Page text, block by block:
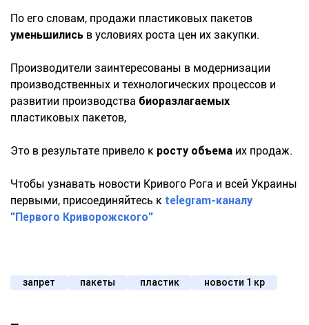
По его словам, продажи пластиковых пакетов
уменьшились в условиях роста цен их закупки.
Производители заинтересованы в модернизации
производственных и технологических процессов и
развитии производства биоразлагаемых
пластиковых пакетов,
Это в результате привело к росту объема их продаж.
Чтобы узнавать новости Кривого Рога и всей Украины
первыми, присоединяйтесь к telegram-каналу
"Первого Криворожского"
запрет пакеты пластик новости 1 кр